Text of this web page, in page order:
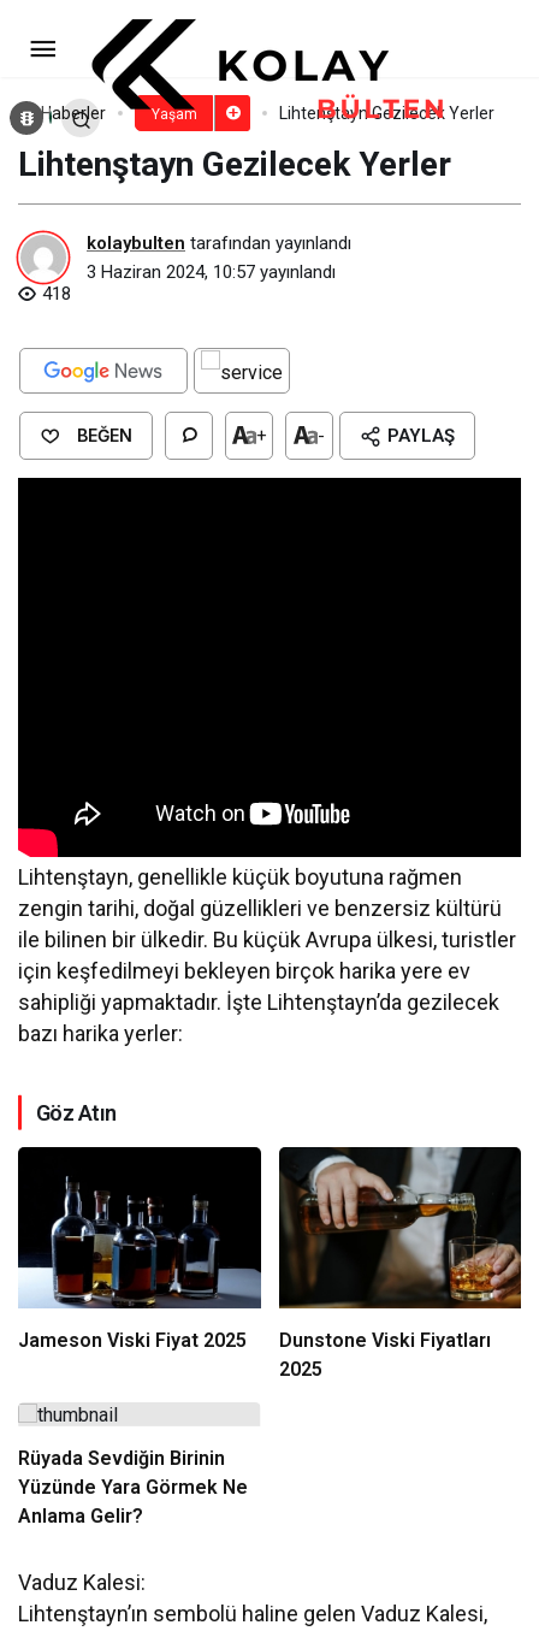
Haberler Yaşam Lihtenştayn Gezilecek Yerler
Lihtenştayn Gezilecek Yerler
kolaybulten tarafından yayınlandı
3 Haziran 2024, 10:57 yayınlandı
418
BEĞEN + - PAYLAŞ
Lihtenştayn, genellikle küçük boyutuna rağmen
zengin tarihi, doğal güzellikleri ve benzersiz kültürü
ile bilinen bir ülkedir. Bu küçük Avrupa ülkesi, turistler
için keşfedilmeyi bekleyen birçok harika yere ev
sahipliği yapmaktadır. İşte Lihtenştayn’da gezilecek
bazı harika yerler:
Göz Atın
Jameson Viski Fiyat 2025
Dunstone Viski Fiyatları
2025
Rüyada Sevdiğin Birinin
Yüzünde Yara Görmek Ne
Anlama Gelir?
Vaduz Kalesi:
Lihtenştayn’ın sembolü haline gelen Vaduz Kalesi,
İrlanda Gezilecek Yerler
Yorum Yap Paylaş